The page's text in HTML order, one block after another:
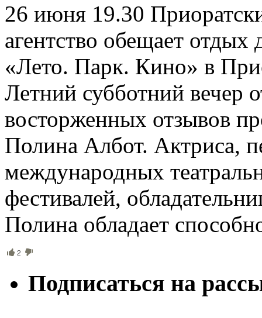
26 июня 19.30
агентство обещает
«Лето. Парк. Кино» в
Летний субботний вечер
восторженных отзывов
Полина Албот. Актриса,
международных
фестивалей,
Полина обладает
2
Подписаться на